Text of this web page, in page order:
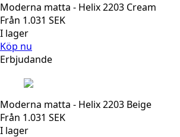
Moderna matta - Helix 2203 Cream
Från 1.031 SEK
I lager
Köp nu
Erbjudande
Moderna matta - Helix 2203 Beige
Från 1.031 SEK
I lager